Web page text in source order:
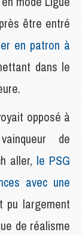
être entré
en patron à
dans le
opposé à
de
aller, le PSG
avec une
largement
de réalisme